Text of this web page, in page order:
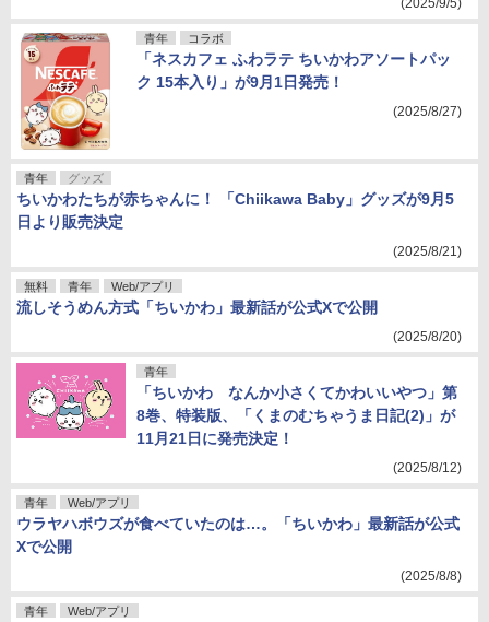
(2025/9/5)
青年 コラボ
「ネスカフェ ふわラテ ちいかわアソートパッ
ク 15本入り」が9月1日発売！
(2025/8/27)
青年 グッズ
ちいかわたちが赤ちゃんに！ 「Chiikawa Baby」グッズが9月5
日より販売決定
(2025/8/21)
無料 青年 Web/アプリ
流しそうめん方式「ちいかわ」最新話が公式Xで公開
(2025/8/20)
青年
「ちいかわ なんか小さくてかわいいやつ」第
8巻、特装版、「くまのむちゃうま日記(2)」が
11月21日に発売決定！
(2025/8/12)
青年 Web/アプリ
ウラヤハボウズが食べていたのは…。「ちいかわ」最新話が公式
Xで公開
(2025/8/8)
青年 Web/アプリ